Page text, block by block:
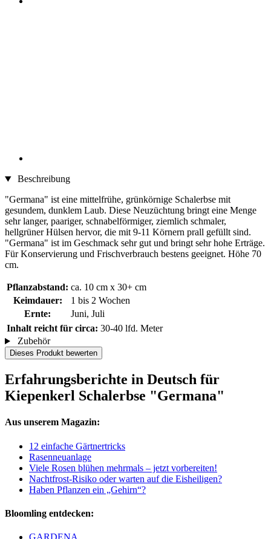
Beschreibung
"Germana" ist eine mittelfrühe, grünkörnige Schalerbse mit
gesundem, dunklem Laub. Diese Neuzüchtung bringt eine Menge
sehr langer, paariger, schnabelförmiger, ziemlich schmaler,
hellgrüner Hülsen hervor, die mit 9-11 Körnern prall gefüllt sind.
"Germana" ist im Geschmack sehr gut und bringt sehr hohe Erträge.
Für Konservierung und Frischverbrauch bestens geeignet. Höhe 70
cm.
Pflanzabstand: ca. 10 cm x 30+ cm
Keimdauer:
1 bis 2 Wochen
Ernte:
Juni, Juli
Inhalt reicht für circa: 30-40 lfd. Meter
Zubehör
Dieses Produkt bewerten
Erfahrungsberichte in Deutsch für
Kiepenkerl Schalerbse "Germana"
Aus unserem Magazin:
12 einfache Gärtnertricks
Rasenneuanlage
Viele Rosen blühen mehrmals – jetzt vorbereiten!
Nachtfrost-Risiko oder warten auf die Eisheiligen?
Haben Pflanzen ein „Gehirn“?
Bloomling entdecken: